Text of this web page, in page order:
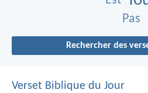
Pas
Rechercher des
Verset Biblique du Jour